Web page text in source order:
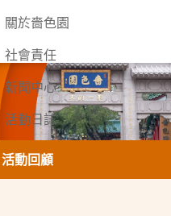
關於嗇色園
社會責任
新聞中心
活動日誌
聯絡我們
活動回顧